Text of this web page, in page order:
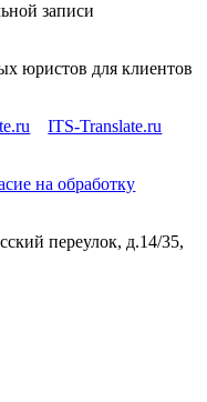
записи
юристов для клиентов
ITS-Translate.ru
на обработку
переулок, д.14/35,